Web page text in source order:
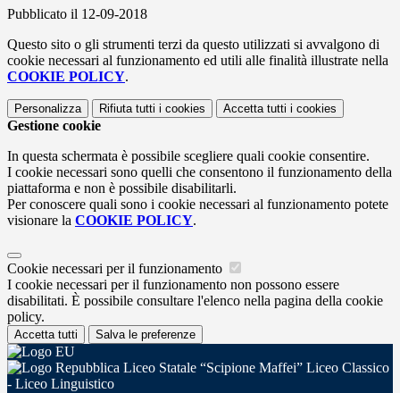
Pubblicato il 12-09-2018
Questo sito o gli strumenti terzi da questo utilizzati si avvalgono di
cookie necessari al funzionamento ed utili alle finalità illustrate nella
COOKIE POLICY.
Personalizza Rifiuta tutti i cookies Accetta tutti i cookies
Gestione cookie
In questa schermata è possibile scegliere quali cookie consentire.
I cookie necessari sono quelli che consentono il funzionamento della
piattaforma e non è possibile disabilitarli.
Per conoscere quali sono i cookie necessari al funzionamento potete
visionare la COOKIE POLICY.
Cookie necessari per il funzionamento
I cookie necessari per il funzionamento non possono essere
disabilitati. È possibile consultare l'elenco nella pagina della cookie
policy.
Accetta tutti Salva le preferenze
Liceo Statale “Scipione Maffei” Liceo Classico
- Liceo Linguistico